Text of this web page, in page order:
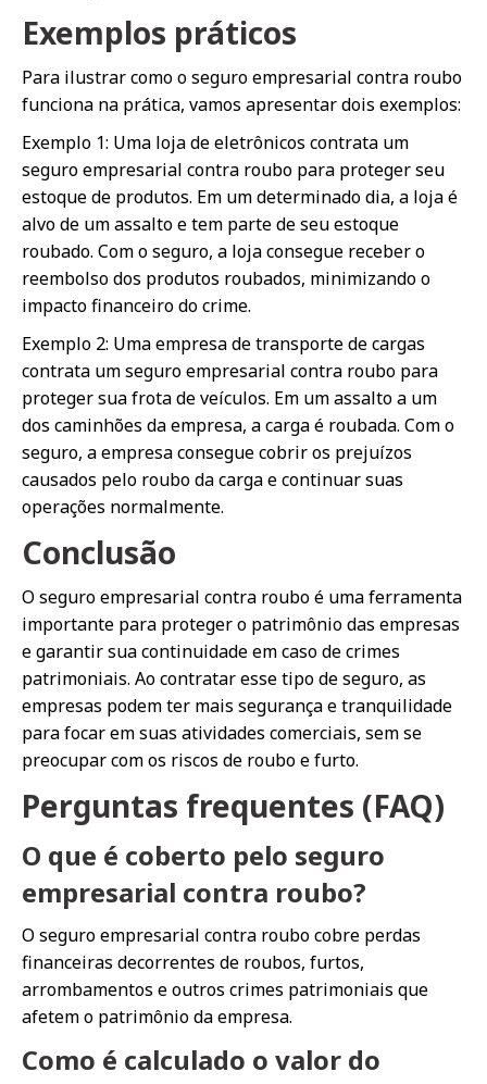
Exemplos práticos
Para ilustrar como o seguro empresarial contra roubo
funciona na prática, vamos apresentar dois exemplos:
Exemplo 1: Uma loja de eletrônicos contrata um
seguro empresarial contra roubo para proteger seu
estoque de produtos. Em um determinado dia, a loja é
alvo de um assalto e tem parte de seu estoque
roubado. Com o seguro, a loja consegue receber o
reembolso dos produtos roubados, minimizando o
impacto financeiro do crime.
Exemplo 2: Uma empresa de transporte de cargas
contrata um seguro empresarial contra roubo para
proteger sua frota de veículos. Em um assalto a um
dos caminhões da empresa, a carga é roubada. Com o
seguro, a empresa consegue cobrir os prejuízos
causados pelo roubo da carga e continuar suas
operações normalmente.
Conclusão
O seguro empresarial contra roubo é uma ferramenta
importante para proteger o patrimônio das empresas
e garantir sua continuidade em caso de crimes
patrimoniais. Ao contratar esse tipo de seguro, as
empresas podem ter mais segurança e tranquilidade
para focar em suas atividades comerciais, sem se
preocupar com os riscos de roubo e furto.
Perguntas frequentes (FAQ)
O que é coberto pelo seguro
empresarial contra roubo?
O seguro empresarial contra roubo cobre perdas
financeiras decorrentes de roubos, furtos,
arrombamentos e outros crimes patrimoniais que
afetem o patrimônio da empresa.
Como é calculado o valor do